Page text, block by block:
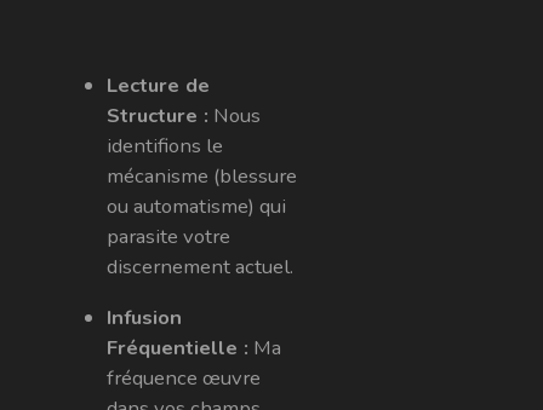
Lecture de
Structure : Nous
identifions le
mécanisme (blessure
ou automatisme) qui
parasite votre
discernement actuel.
Infusion
Fréquentielle : Ma
fréquence œuvre